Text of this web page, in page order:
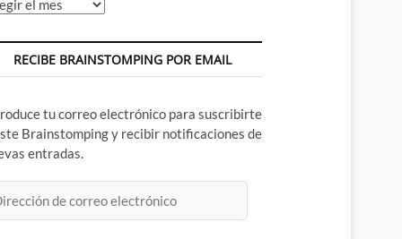
RECIBE BRAINSTOMPING POR EMAIL
tu correo electrónico para suscribirte
Brainstomping y recibir notificaciones de
entradas.